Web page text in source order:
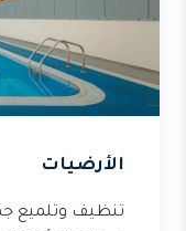
الأرضيات
تنظيف وتلميع